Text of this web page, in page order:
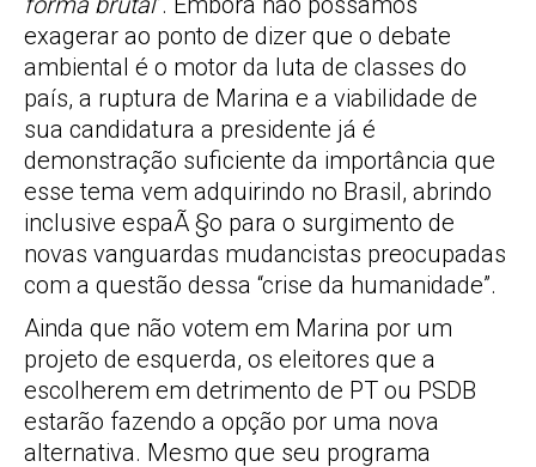
exagerar ao ponto de dizer que o debate
ambiental é o motor da luta de classes do
país, a ruptura de Marina e a viabilidade de
sua candidatura a presidente já é
demonstração suficiente da importância que
esse tema vem adquirindo no Brasil, abrindo
inclusive espaÃ §o para o surgimento de
novas vanguardas mudancistas preocupadas
com a questão dessa “crise da humanidade”.
Ainda que não votem em Marina por um
projeto de esquerda, os eleitores que a
escolherem em detrimento de PT ou PSDB
estarão fazendo a opção por uma nova
alternativa. Mesmo que seu programa